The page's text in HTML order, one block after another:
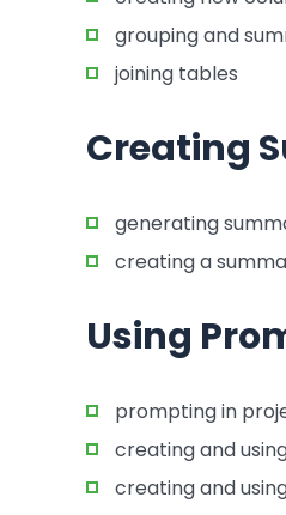
grouping and
joining tables
Creating
generating
creating a
Using
prompting in
creating and
creating and